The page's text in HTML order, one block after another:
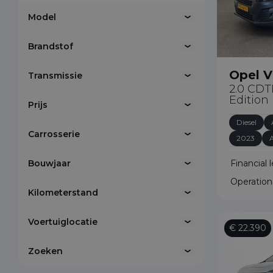
naar een
door u
probeer
Voor
bij het
Neem
Model
Brandstof
Transmissie
Prijs
Carrosserie
Bouwjaar
Kilometerstand
Voertuiglocatie
Zoeken
Opel
2.0
Edition
Diesel
2023
Financial
€ 22.390